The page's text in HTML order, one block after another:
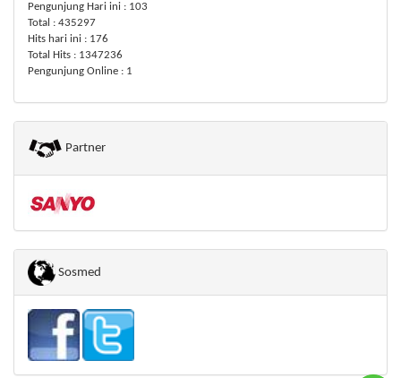
Pengunjung Hari ini : 103
Total : 435297
Hits hari ini : 176
Total Hits : 1347236
Pengunjung Online : 1
Partner
Sosmed